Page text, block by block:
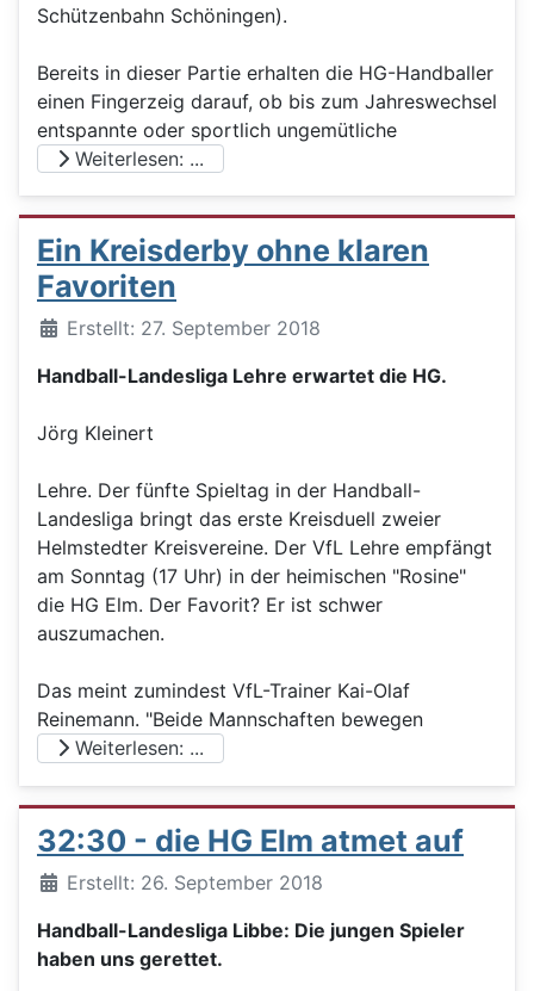
Schützenbahn Schöningen).
Bereits in dieser Partie erhalten die HG-Handballer
einen Fingerzeig darauf, ob bis zum Jahreswechsel
entspannte oder sportlich ungemütliche
Weiterlesen: ...
Ein Kreisderby ohne klaren
Favoriten
DetailsErstellt: 27. September 2018
Handball-Landesliga Lehre erwartet die HG.
Jörg Kleinert
Lehre. Der fünfte Spieltag in der Handball-
Landesliga bringt das erste Kreisduell zweier
Helmstedter Kreisvereine. Der VfL Lehre empfängt
am Sonntag (17 Uhr) in der heimischen "Rosine"
die HG Elm. Der Favorit? Er ist schwer
auszumachen.
Das meint zumindest VfL-Trainer Kai-Olaf
Reinemann. "Beide Mannschaften bewegen
Weiterlesen: ...
32:30 - die HG Elm atmet auf
DetailsErstellt: 26. September 2018
Handball-Landesliga Libbe: Die jungen Spieler
haben uns gerettet.